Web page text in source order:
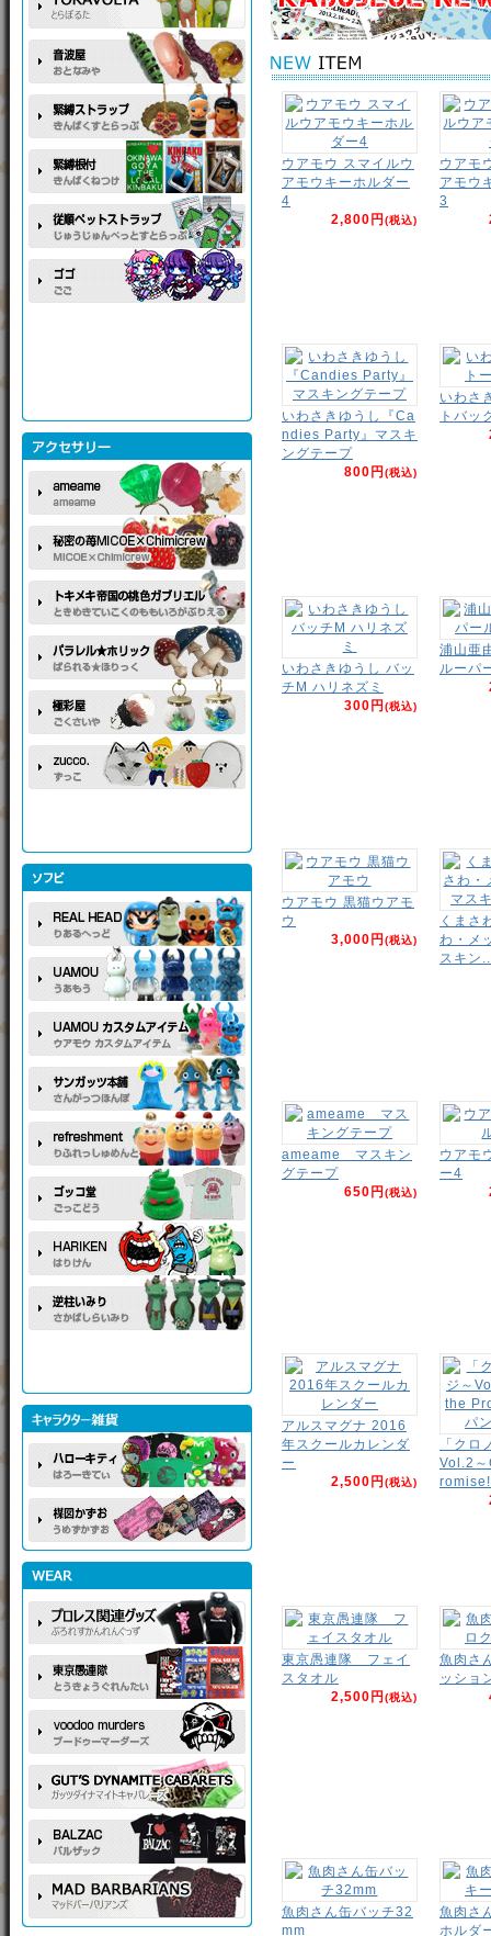
ウアモウ スマイルウ
アモウキーホルダー
4
2,800円(税込)
ウアモ
アモウ
3
いわさきゆうし『Ca
ndies Party』マスキ
ングテープ
800円(税込)
いわさ
トバッ
いわさきゆうし バッ
チM ハリネズミ
300円(税込)
浦山亜
ルーパ
ウアモウ 黒猫ウアモ
ウ
3,000円(税込)
くまさ
わ・メ
スキン
ameame マスキン
グテープ
650円(税込)
ウアモ
ー4
アルスマグナ 2016
年スクールカレンダ
ー
2,500円(税込)
「クロ
Vol.2
東京愚連隊 フェイ
スタオル
2,500円(税込)
魚肉さ
ッショ
魚肉さん缶バッチ32
mm
魚肉さ
ホルダ